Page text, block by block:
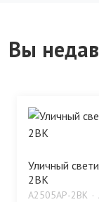
Вы
Уличный
2BK
A2505AP-2BK